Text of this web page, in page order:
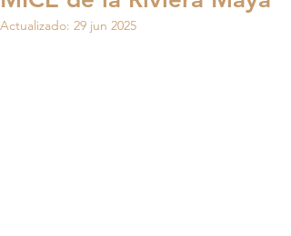
Actualizado: 29 jun 2025